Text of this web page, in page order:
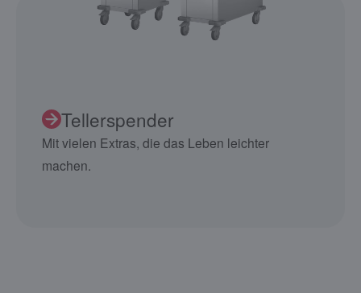
Tellerspender
Mit vielen Extras, die das Leben leichter
machen.